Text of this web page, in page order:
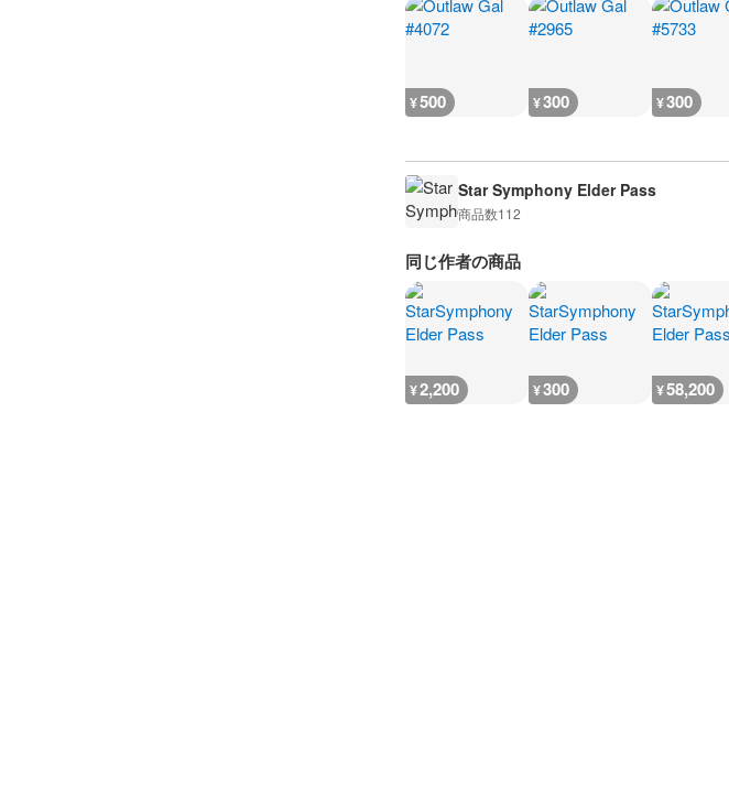
¥500 ¥300 ¥300
Star Symphony Elder Pass
商品数112
同じ作者の商品
¥2,200 ¥300 ¥58,200